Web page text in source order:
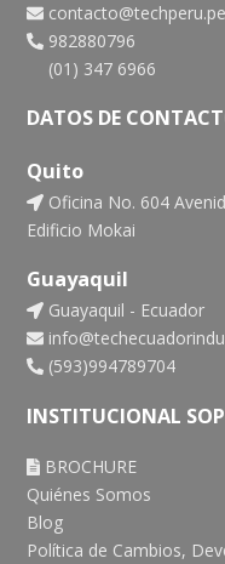
contacto@techperu.pe
982880796
(01) 347 6966
DATOS DE
Quito
Oficina No. 604
Edificio Mokai
Guayaquil
Guayaquil - Ecuador
(593)994789704
INSTITUCIONAL
BROCHURE
Quiénes Somos
Blog
Política de Cambios,